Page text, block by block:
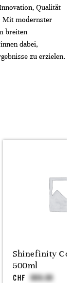
Qualität
Mit modernster
breiten
dabei,
zu erzielen.
Shinefinity
500ml
CHF